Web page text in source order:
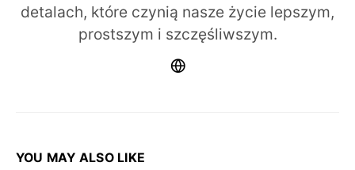
detalach, które czynią nasze życie lepszym,
prostszym i szczęśliwszym.
YOU MAY ALSO LIKE